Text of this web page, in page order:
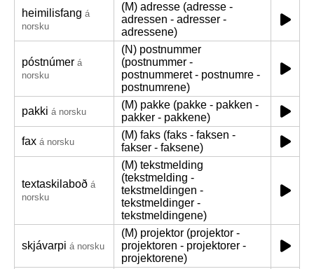
heimilisfang á
norsku
(M) adresse (adresse -
adressen - adresser -
adressene)
póstnúmer á
norsku
(N) postnummer
(postnummer -
postnummeret - postnumre -
postnumrene)
pakki á norsku
(M) pakke (pakke - pakken -
pakker - pakkene)
fax á norsku
(M) faks (faks - faksen -
fakser - faksene)
textaskilaboð á
norsku
(M) tekstmelding
(tekstmelding -
tekstmeldingen -
tekstmeldinger -
tekstmeldingene)
skjávarpi á norsku
(M) projektor (projektor -
projektoren - projektorer -
projektorene)